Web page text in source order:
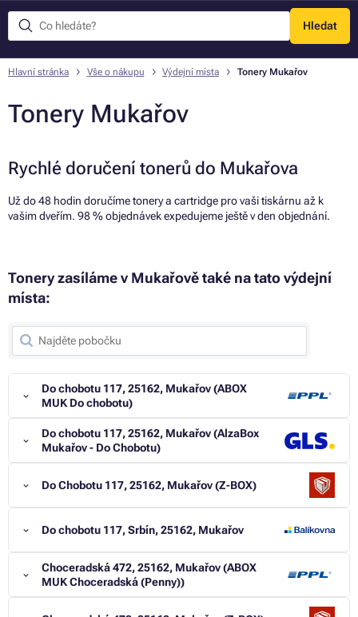
Hledat
Menu
Hlavní stránka Vše o nákupu Výdejní místa Tonery Mukařov
Tonery Mukařov
Rychlé doručení tonerů do Mukařova
Už do 48 hodin doručíme tonery a cartridge pro vaši tiskárnu až k
vašim dveřím. 98 % objednávek expedujeme ještě v den objednání.
Tonery zasíláme v Mukařově také na tato výdejní
místa:
Do chobotu 117, 25162, Mukařov (ABOX
MUK Do chobotu)
Do chobotu 117, 25162, Mukařov (AlzaBox
Mukařov - Do Chobotu)
Do Chobotu 117, 25162, Mukařov (Z-BOX)
Do chobotu 117, Srbín, 25162, Mukařov
Choceradská 472, 25162, Mukařov (ABOX
MUK Choceradská (Penny))